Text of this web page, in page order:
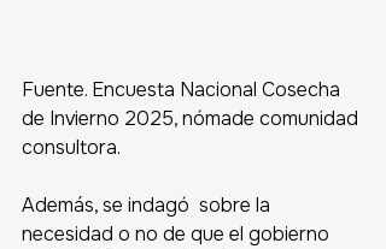
Fuente. Encuesta Nacional Cosecha
de Invierno 2025, nómade comunidad
consultora.
Además, se indagó  sobre la
necesidad o no de que el gobierno